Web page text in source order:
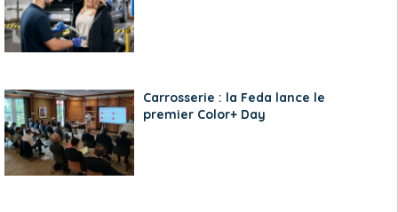
Carrosserie : la Feda lance le
premier Color+ Day